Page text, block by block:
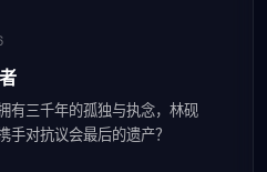
有三千年的孤独与执念，林砚
手对抗议会最后的遗产？